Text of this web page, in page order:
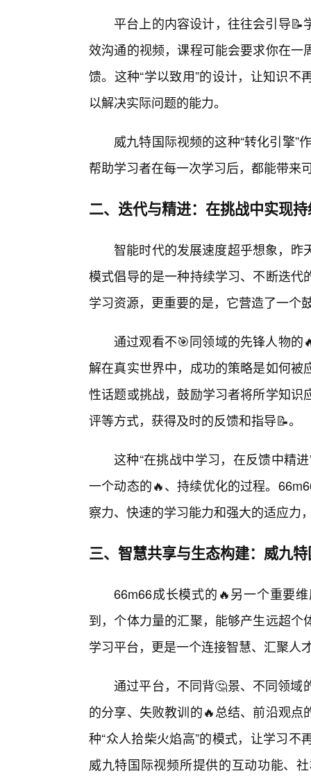
平台上的内容设计，往往会引导
效沟通的视频，课程可能会要求你在
馈。这种“学以致用”的设计，让知识
以解决实际问题的能力。
威九特国际视频的这种“转化引擎”
帮助学习者在每一次学习后，都能带来
二、迭代与精进：在挑战中实现
智能时代的发展速度超乎想象，昨
模式倡导的是一种持续学习、不断迭
学习资源，更重要的是，它营造了一个
通过观看不🎯同领域的先锋人物的
解在真实世界中，成功的策略是如何
性话题或挑战，鼓励学习者将所学知
评等方式，获得及时的反馈和指导📝。
这种“在挑战中学习，在反馈中精
一个动态的🔥、持续优化的过程。
察力、快速的学习能力和强大的适应力
三、智慧共享与生态构建：威九
66m66成长模式的🔥另一个重要
到，个体力量的汇聚，能够产生远超
学习平台，更是一个连接智慧、汇聚人
通过平台，不同背🤔景、不同领域
的分享、失败教训的🔥总结、前沿观
种“众人拾柴火焰高”的模式，让学习
威九特国际视频所提供的互动功能、